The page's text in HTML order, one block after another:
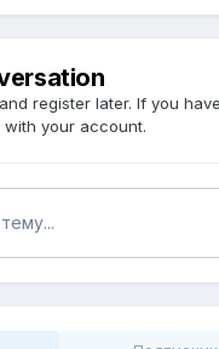
register later. If you
with your account.